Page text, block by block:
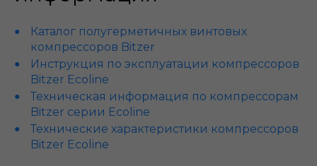
Каталог полугерметичных винтовых
компрессоров Bitzer
Инструкция по эксплуатации компрессоров
Bitzer Ecoline
Техническая информация по компрессорам
Bitzer серии Ecoline
Технические характеристики компрессоров
Bitzer Ecoline